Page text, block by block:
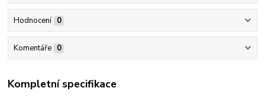
Hodnocení 0
Komentáře 0
Kompletní specifikace